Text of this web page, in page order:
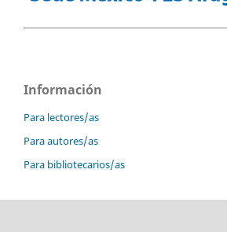
Información
Para lectores/as
Para autores/as
Para bibliotecarios/as